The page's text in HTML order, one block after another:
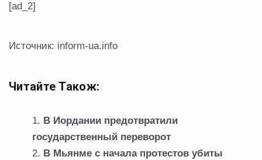
[ad_2]
Источник: inform-ua.info
Читайте Також:
В Иордании предотвратили
государственный переворот
В Мьянме с начала протестов убиты